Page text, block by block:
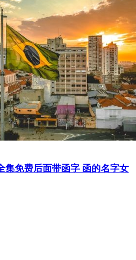
集免费后面带函字 函的名字女